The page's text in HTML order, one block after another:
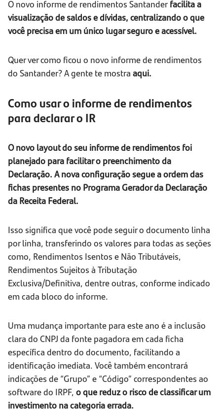
O novo informe de rendimentos Santanderfacilita a
visualização de saldos e dívidas, centralizando o que
você precisa em um único lugar seguro e acessível.
Quer ver como ficou o novo informe de rendimentos
do Santander? A gente te mostra aqui.
Como usar o informe de rendimentos
para declarar o IR
O novo layout do seu informe de rendimentos foi
planejado para facilitar o preenchimento da
Declaração. A nova configuração segue a ordem das
fichas presentes no Programa Gerador da Declaração
da Receita Federal.
Isso significa que você pode seguir o documento linha
por linha, transferindo os valores para todas as seções
como, Rendimentos Isentos e Não Tributáveis,
Rendimentos Sujeitos à Tributação
Exclusiva/Definitiva, dentre outras, conforme indicado
em cada bloco do informe.
Uma mudança importante para este ano é a inclusão
clara do CNPJ da fonte pagadora em cada ficha
específica dentro do documento, facilitando a
identificação imediata. Você também encontrará
indicações de “Grupo” e “Código” correspondentes ao
software do IRPF, o que reduz o risco de classificar um
investimento na categoria errada.